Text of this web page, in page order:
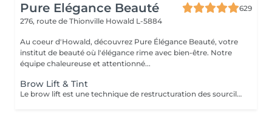
Pure Elégance Beauté
629
276, route de Thionville Howald L-5884
Au coeur d'Howald, découvrez Pure Élégance Beauté, votre
institut de beauté où l'élégance rime avec bien-être. Notre
équipe chaleureuse et attentionné...
Brow Lift & Tint
Le brow lift est une technique de restructuration des sourcils qui vise à rehausser les poils. Elle se fait à l'aide d'une brosse et de plusieurs soins. La combinaison de leurs actions permet d'obtenir des sourcils épais et marqués. Permet de restructurer, densifier et discipliner les sourcils clairsemés et rebelles, mais relève aussi les yeux ainsi que les paupières tombantes. BO'Repair masque Vitaminé.